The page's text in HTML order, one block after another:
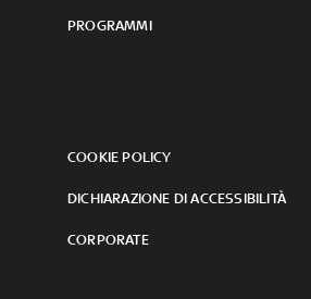
PROGRAMMI
COOKIE POLICY
DICHIARAZIONE DI ACCESSIBILITÀ
CORPORATE